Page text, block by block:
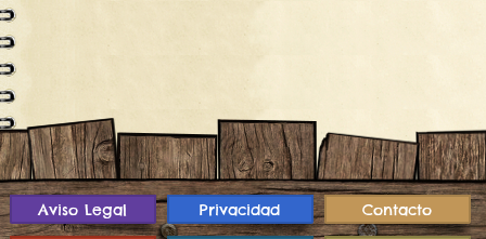
Contacto
Privacidad
Aviso Legal